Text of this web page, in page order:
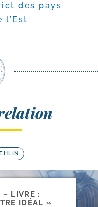
des pays
l’Est
– LIVRE :
IDÉAL »